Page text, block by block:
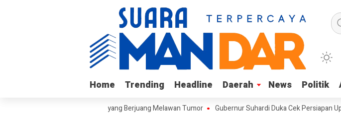
Home Trending Headline Daerah News Politik
Home Trending Headline Daerah News Politik
Arif, Remaja Kalukku yang Berjuang Melawan Tumor Gubernur Suhardi Duka Cek Persiapan Upacara